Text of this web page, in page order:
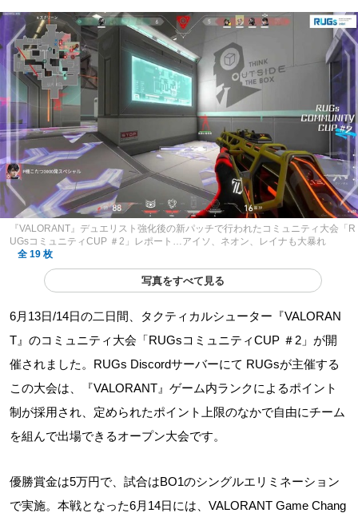
『VALORANT』デュエリスト強化後の新パッチで行われたコミュニティ大会「R
UGsコミュニティCUP ＃2」レポート…アイソ、ネオン、レイナも大暴れ
全 19 枚
写真をすべて見る
6月13日/14日の二日間、タクティカルシューター『VALORAN
T』のコミュニティ大会「RUGsコミュニティCUP ＃2」が開
催されました。RUGs Discordサーバーにて RUGsが主催する
この大会は、『VALORANT』ゲーム内ランクによるポイント
制が採用され、定められたポイント上限のなかで自由にチーム
を組んで出場できるオープン大会です。
優勝賞金は5万円で、試合はBO1のシングルエリミネーション
で実施。本戦となった6月14日には、VALORANT Game Chang